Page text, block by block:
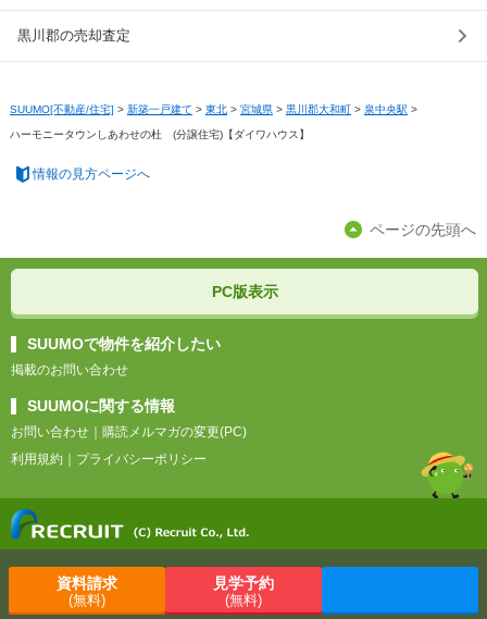
資料請求
(無料)
見学予約
(無料)
黒川郡の売却査定
SUUMO[不動産/住宅] > 新築一戸建て > 東北 > 宮城県 > 黒川郡大和町 > 泉中央駅 >
ハーモニータウンしあわせの杜 (分譲住宅)【ダイワハウス】
情報の見方ページへ
ページの先頭へ
PC版表示
SUUMOで物件を紹介したい
掲載のお問い合わせ
SUUMOに関する情報
お問い合わせ
購読メルマガの変更(PC)
利用規約
プライバシーポリシー